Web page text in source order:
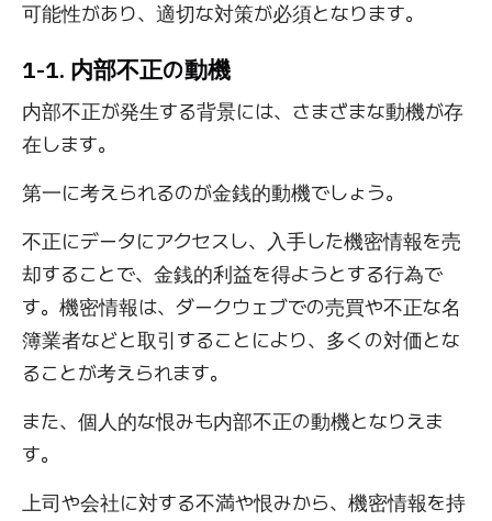
可能性があり、適切な対策が必須となります。
1-1. 内部不正の動機
内部不正が発生する背景には、さまざまな動機が存
在します。
第一に考えられるのが金銭的動機でしょう。
不正にデータにアクセスし、入手した機密情報を売
却することで、金銭的利益を得ようとする行為で
す。機密情報は、ダークウェブでの売買や不正な名
簿業者などと取引することにより、多くの対価とな
ることが考えられます。
また、個人的な恨みも内部不正の動機となりえま
す。
上司や会社に対する不満や恨みから、機密情報を持